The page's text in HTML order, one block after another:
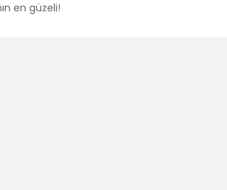
en güzeli!